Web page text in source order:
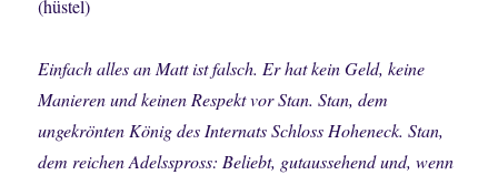
(hüstel)
Einfach alles an Matt ist falsch. Er hat kein Geld, keine
Manieren und keinen Respekt vor Stan. Stan, dem
ungekrönten König des Internats Schloss Hoheneck. Stan,
dem reichen Adelsspross: Beliebt, gutaussehend und, wenn